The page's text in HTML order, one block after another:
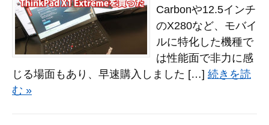
Carbonや12.5インチ
のX280など、モバイ
ルに特化した機種で
は性能面で非力に感
じる場面もあり、早速購入しました […] 続きを読
む »